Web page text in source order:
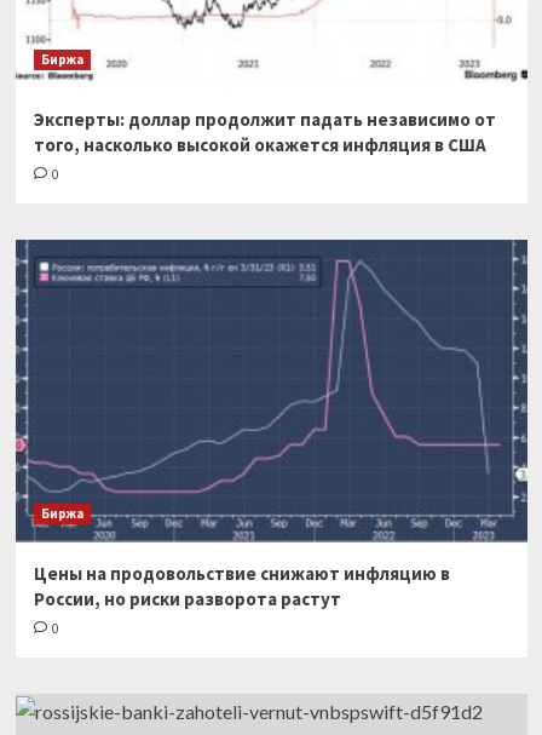
Биржа
Эксперты: доллар продолжит падать независимо от
того, насколько высокой окажется инфляция в США
0
Биржа
Цены на продовольствие снижают инфляцию в
России, но риски разворота растут
0